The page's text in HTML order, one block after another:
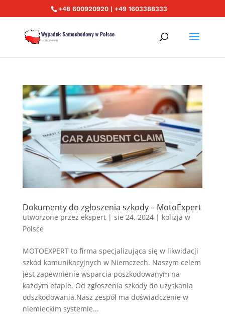
+48 600920920 | +49 1603388333
Dokumenty do zgłoszenia szkody – MotoExpert
utworzone przez ekspert| sie 24, 2024| kolizja w
Polsce
MOTOEXPERT to firma specjalizująca się w likwidacji
szkód komunikacyjnych w Niemczech. Naszym celem
jest zapewnienie wsparcia poszkodowanym na
każdym etapie. Od zgłoszenia szkody do uzyskania
odszkodowania.Nasz zespół ma doświadczenie w
niemieckim systemie...